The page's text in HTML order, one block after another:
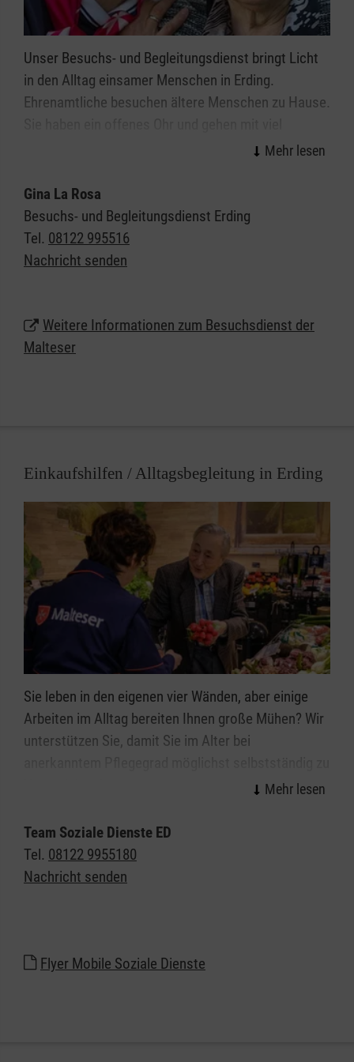
Unser Besuchs- und Begleitungsdienst bringt Licht
in den Alltag einsamer Menschen in Erding.
Ehrenamtliche besuchen ältere Menschen zu Hause.
Einfühlungsvermögen auf die persönliche
Raum für die persönlichen Bedürfnisse, für die
Lebensgeschichte und das aktuelle Befinden.
Vertrauensvolle Gespräche, ein Spaziergang ins
Grüne, ein gemeinsamer Besuch im Stadtcafé oder
Gina La Rosa
Besuchs- und Begleitungsdienst Erding
Tel. 08122 995516
Nachricht senden
Weitere Informationen zum Besuchsdienst der
Malteser
Einkaufshilfen / Alltagsbegleitung in Erding
Sie leben in den eigenen vier Wänden, aber einige
Arbeiten im Alltag bereiten Ihnen große Mühen? Wir
unterstützen Sie, damit Sie im Alter bei
Mit Hilfe der Alltagsbegleitung (gem. § 45a SGB XI)
sollen Pflegebedürftige beim Umgang mit
allgemeinen und pflegebedingten Anforderungen
des Alltags unterstützt werden, um die
Unsere geschulten Mitarbeiterinnen und Mitarbeiter
Team Soziale Dienste ED
Tel. 08122 9955180
Nachricht senden
Flyer Mobile Soziale Dienste